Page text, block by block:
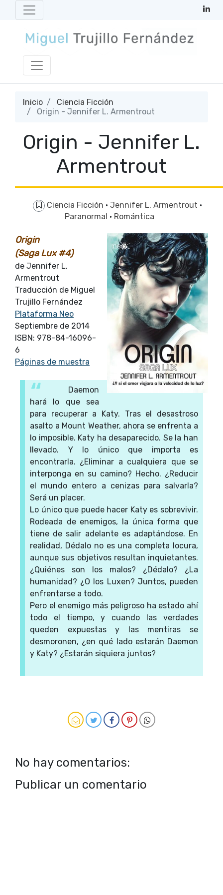
Inicio
Ciencia Ficción
Origin - Jennifer L. Armentrout
Origin - Jennifer L.
Armentrout
Ciencia Ficción · Jennifer L. Armentrout ·
Paranormal · Romántica
Origin
(Saga Lux #4)
de Jennifer L.
Armentrout
Traducción de Miguel
Trujillo Fernández
Plataforma Neo
Septiembre de 2014
ISBN: 978-84-16096-
6
Páginas de muestra
Daemon
hará lo que sea
para recuperar a Katy. Tras el desastroso
asalto a Mount Weather, ahora se enfrenta a
lo imposible. Katy ha desaparecido. Se la han
llevado. Y lo único que importa es
encontrarla. ¿Eliminar a cualquiera que se
interponga en su camino? Hecho. ¿Reducir
el mundo entero a cenizas para salvarla?
Será un placer.
Lo único que puede hacer Katy es sobrevivir.
Rodeada de enemigos, la única forma que
tiene de salir adelante es adaptándose. En
realidad, Dédalo no es una completa locura,
aunque sus objetivos resultan inquietantes.
¿Quiénes son los malos? ¿Dédalo? ¿La
humanidad? ¿O los Luxen? Juntos, pueden
enfrentarse a todo.
Pero el enemigo más peligroso ha estado ahí
todo el tiempo, y cuando las verdades
queden expuestas y las mentiras se
desmoronen, ¿en qué lado estarán Daemon
y Katy? ¿Estarán siquiera juntos?
No hay comentarios:
Publicar un comentario